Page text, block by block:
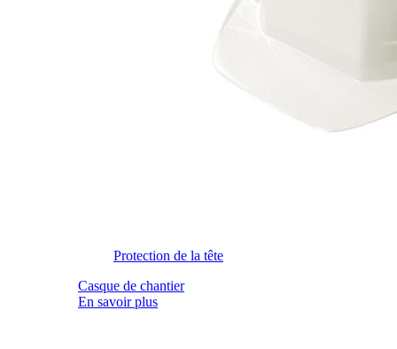
Protection de la tête
Casque de chantier
En savoir plus